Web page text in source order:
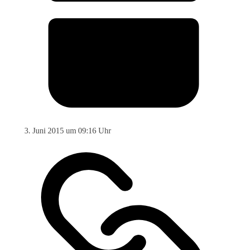
3. Juni 2015 um 09:16 Uhr